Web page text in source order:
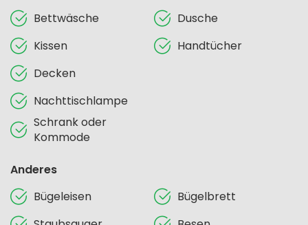
Bettwäsche
Kissen
Decken
Nachttischlampe
Schrank oder
Kommode
Dusche
Handtücher
Anderes
Bügeleisen
Bügelbrett